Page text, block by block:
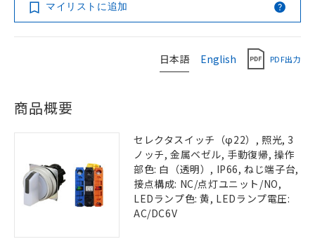
マイリストに追加
日本語 English PDF出力
商品概要
セレクタスイッチ（φ22）, 照光, 3
ノッチ, 金属ベゼル, 手動復帰, 操作
部色: 白（透明）, IP66, ねじ端子台,
接点構成: NC/点灯ユニット/NO,
LEDランプ色: 黄, LEDランプ電圧:
AC/DC6V